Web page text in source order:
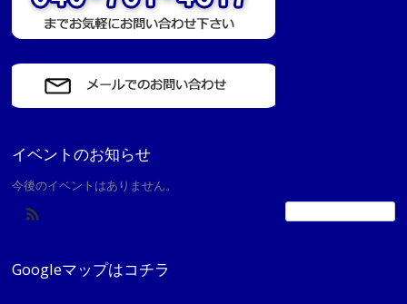
イベントのお知らせ
今後のイベントはありません。
Googleマップはコチラ